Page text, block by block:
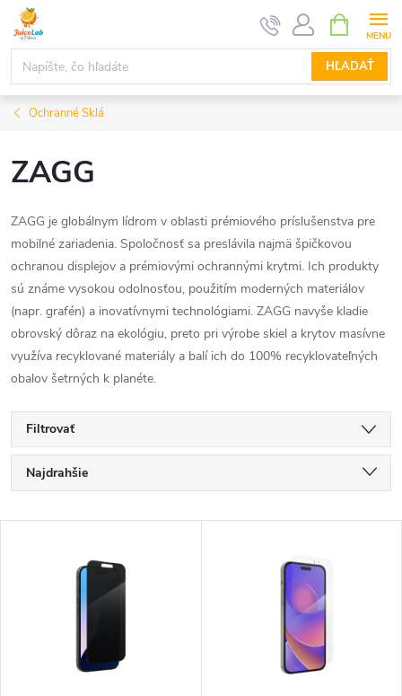
Prejsť
obsah
HĽADAŤ
KOŠÍK
Ochranné Sklá
ZAGG
ZAGG je globálnym lídrom v oblasti prémiového príslušenstva pre
mobilné zariadenia. Spoločnosť sa preslávila najmä špičkovou
ochranou displejov a prémiovými ochrannými krytmi. Ich produkty
sú známe vysokou odolnosťou, použitím moderných materiálov
(napr. grafén) a inovatívnymi technológiami. ZAGG navyše kladie
obrovský dôraz na ekológiu, preto pri výrobe skiel a krytov masívne
využíva recyklované materiály a balí ich do 100% recyklovateľných
obalov šetrných k planéte.
Filtrovať
R
a
Najdrahšie
Abecedne